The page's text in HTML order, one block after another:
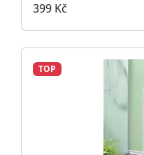
399 Kč
TOP